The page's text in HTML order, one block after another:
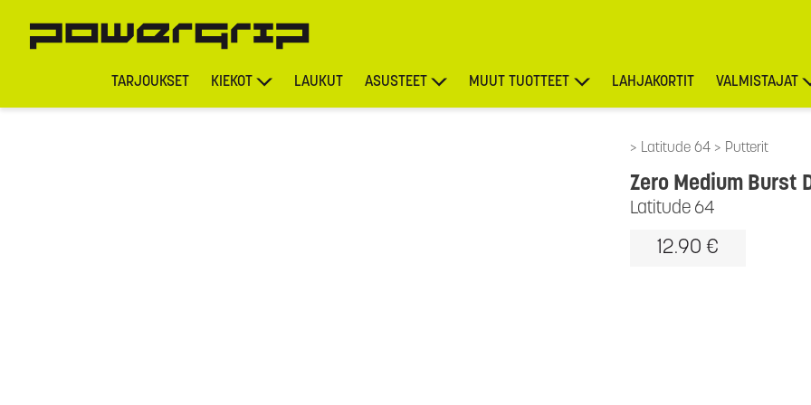
TARJOUKSET KIEKOT LAUKUT ASUSTEET MUUT TUOTTEET LAHJAKORTIT VALMISTAJAT
Latitude 64 Putterit
Latitude 64
Zero Medium Burst
12.90 €